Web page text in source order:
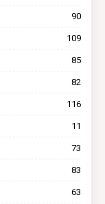
90
109
85
82
116
11
73
83
63